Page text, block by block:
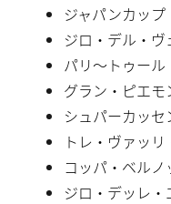
ジャパンカップ
ジロ・デル・ヴ
パリ〜トゥール
グラン・ピエモ
シュパーカッ
トレ・ヴァッ
コッパ・ベルノ
ジロ・デッレ・